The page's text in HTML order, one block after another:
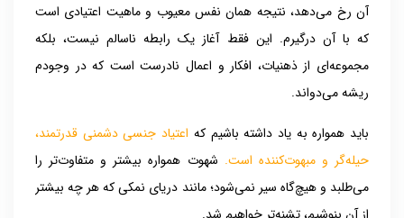
آن رخ می‌دهد، نتیجه همان نفس معیوب و ماهیت اعتیادی است
که با آن درگیرم. این فقط آغاز یک رابطه ناسالم نیست، بلکه
مجموعه‌ای از ذهنیات، افکار و اعمال نادرست است که در وجودم
ریشه می‌دواند.
باید همواره به یاد داشته باشیم که اعتیاد جنسی دشمنی قدرتمند،
حیله‌گر و مبهوت‌کننده است. شهوت همواره بیشتر و متفاوت‌تر را
می‌طلبد و هیچ‌گاه سیر نمی‌شود؛ مانند دریای نمکی که هر چه بیشتر
از آن بنوشیم، تشنه‌تر خواهیم شد.